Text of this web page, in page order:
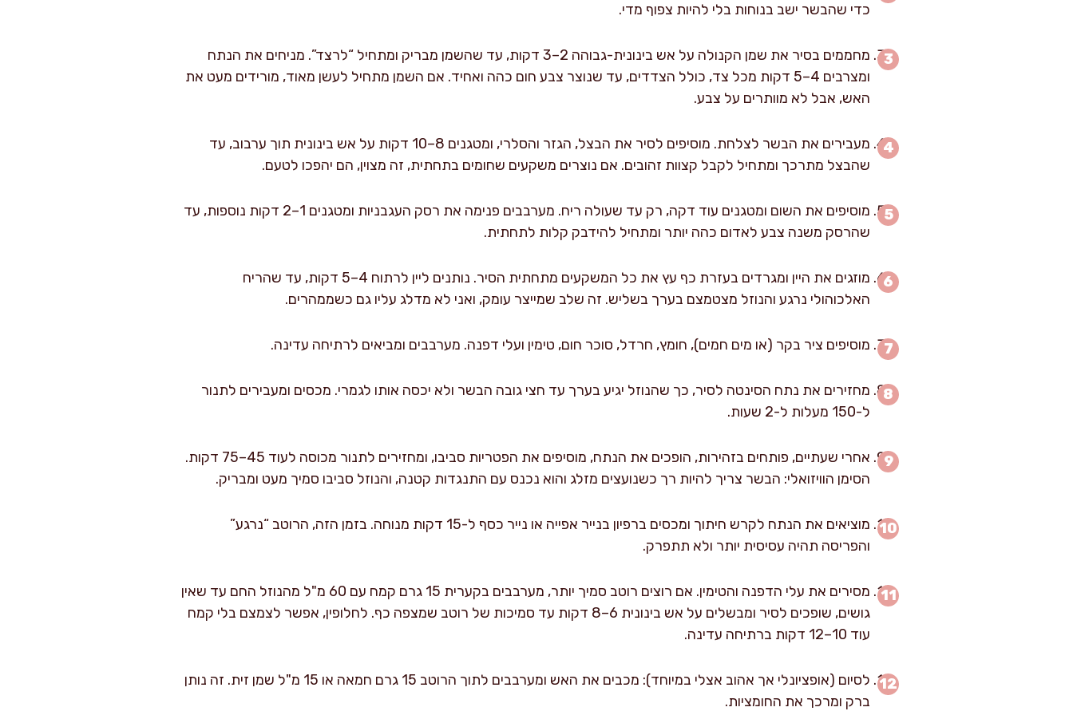
כדי שהבשר ישב בנוחות בלי להיות צפוף מדי.
מחממים בסיר את שמן הקנולה על אש בינונית-גבוהה 2–3 דקות, עד שהשמן מבריק ומתחיל “לרצד”. מניחים את הנתח
ומצרבים 4–5 דקות מכל צד, כולל הצדדים, עד שנוצר צבע חום כהה ואחיד. אם השמן מתחיל לעשן מאוד, מורידים מעט את
האש, אבל לא מוותרים על צבע.
מעבירים את הבשר לצלחת. מוסיפים לסיר את הבצל, הגזר והסלרי, ומטגנים 8–10 דקות על אש בינונית תוך ערבוב, עד
שהבצל מתרכך ומתחיל לקבל קצוות זהובים. אם נוצרים משקעים שחומים בתחתית, זה מצוין, הם יהפכו לטעם.
מוסיפים את השום ומטגנים עוד דקה, רק עד שעולה ריח. מערבבים פנימה את רסק העגבניות ומטגנים 1–2 דקות נוספות, עד
שהרסק משנה צבע לאדום כהה יותר ומתחיל להידבק קלות לתחתית.
מוזגים את היין ומגרדים בעזרת כף עץ את כל המשקעים מתחתית הסיר. נותנים ליין לרתוח 4–5 דקות, עד שהריח
האלכוהולי נרגע והנוזל מצטמצם בערך בשליש. זה שלב שמייצר עומק, ואני לא מדלג עליו גם כשממהרים.
מוסיפים ציר בקר (או מים חמים), חומץ, חרדל, סוכר חום, טימין ועלי דפנה. מערבבים ומביאים לרתיחה עדינה.
מחזירים את נתח הסינטה לסיר, כך שהנוזל יגיע בערך עד חצי גובה הבשר ולא יכסה אותו לגמרי. מכסים ומעבירים לתנור
ל-150 מעלות ל-2 שעות.
אחרי שעתיים, פותחים בזהירות, הופכים את הנתח, מוסיפים את הפטריות סביבו, ומחזירים לתנור מכוסה לעוד 45–75 דקות.
הסימן הוויזואלי: הבשר צריך להיות רך כשנועצים מזלג והוא נכנס עם התנגדות קטנה, והנוזל סביבו סמיך מעט ומבריק.
מוציאים את הנתח לקרש חיתוך ומכסים ברפיון בנייר אפייה או נייר כסף ל-15 דקות מנוחה. בזמן הזה, הרוטב “נרגע”
והפריסה תהיה עסיסית יותר ולא תתפרק.
מסירים את עלי הדפנה והטימין. אם רוצים רוטב סמיך יותר, מערבבים בקערית 15 גרם קמח עם 60 מ"ל מהנוזל החם עד שאין
גושים, שופכים לסיר ומבשלים על אש בינונית 6–8 דקות עד סמיכות של רוטב שמצפה כף. לחלופין, אפשר לצמצם בלי קמח
עוד 10–12 דקות ברתיחה עדינה.
לסיום (אופציונלי אך אהוב אצלי במיוחד): מכבים את האש ומערבבים לתוך הרוטב 15 גרם חמאה או 15 מ"ל שמן זית. זה נותן
ברק ומרכך את החומציות.